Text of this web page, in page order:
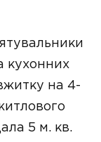
кухонних
на 4-
5 м. кв.